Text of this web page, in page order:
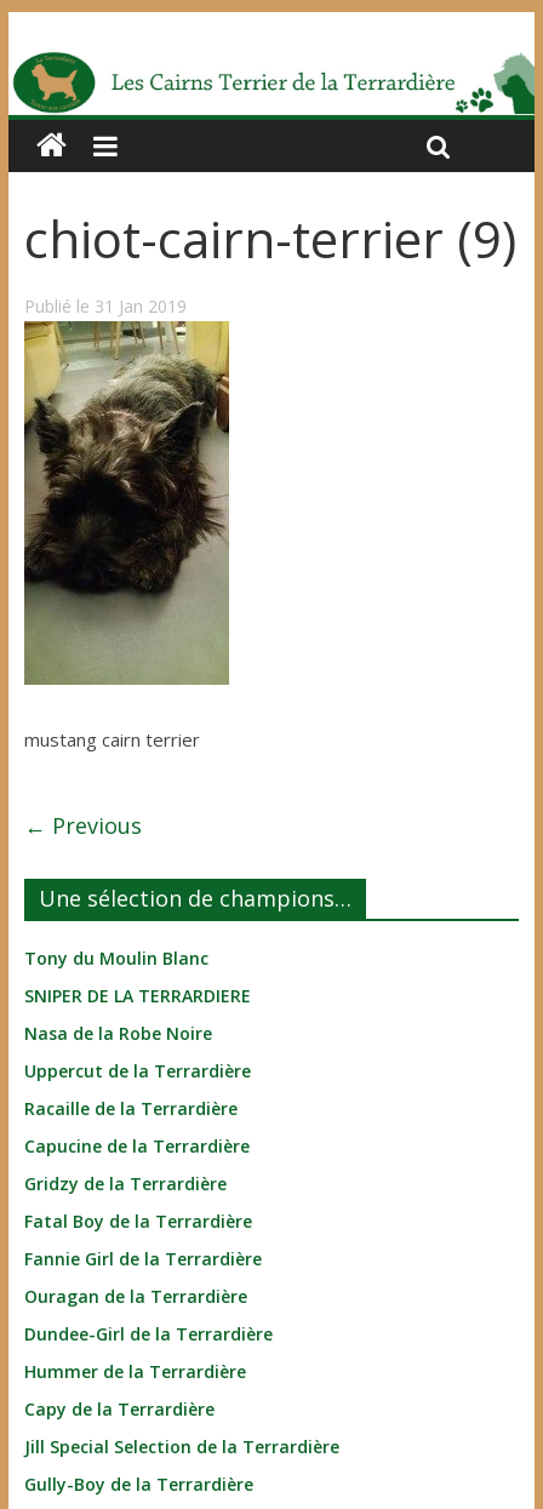
chiot-cairn-terrier (9)
Publié le 31 Jan 2019
mustang cairn terrier
← Previous
Une sélection de champions…
Tony du Moulin Blanc
SNIPER DE LA TERRARDIERE
Nasa de la Robe Noire
Uppercut de la Terrardière
Racaille de la Terrardière
Capucine de la Terrardière
Gridzy de la Terrardière
Fatal Boy de la Terrardière
Fannie Girl de la Terrardière
Ouragan de la Terrardière
Dundee-Girl de la Terrardière
Hummer de la Terrardière
Capy de la Terrardière
Jill Special Selection de la Terrardière
Gully-Boy de la Terrardière